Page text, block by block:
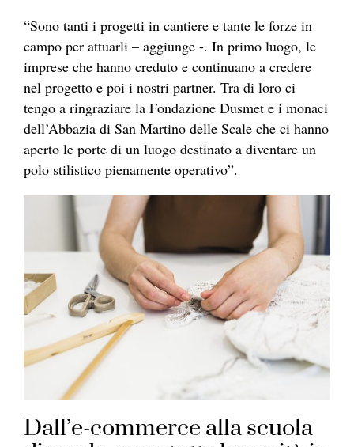
“Sono tanti i progetti in cantiere e tante le forze in
campo per attuarli – aggiunge -. In primo luogo, le
imprese che hanno creduto e continuano a credere
nel progetto e poi i nostri partner. Tra di loro ci
tengo a ringraziare la Fondazione Dusmet e i monaci
dell’Abbazia di San Martino delle Scale che ci hanno
aperto le porte di un luogo destinato a diventare un
polo stilistico pienamente operativo”.
Dall’e-commerce alla scuola